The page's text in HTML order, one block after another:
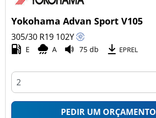
Yokohama Advan Sport V105
305/30 R19 102Y
E A 75 db EPREL
PEDIR UM ORÇAMENTO